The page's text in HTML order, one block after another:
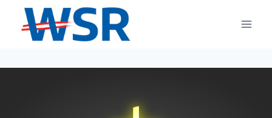
Inhalt
springen